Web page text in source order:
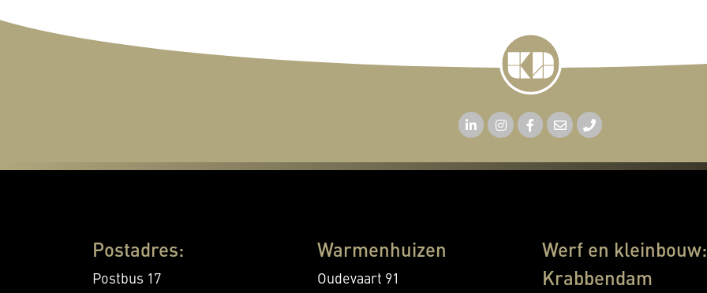
Postadres:
Postbus 17
Warmenhuizen
Oudevaart 91
Werf en kleinbouw:
Krabbendam